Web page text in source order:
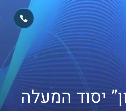
יסוד המעלה